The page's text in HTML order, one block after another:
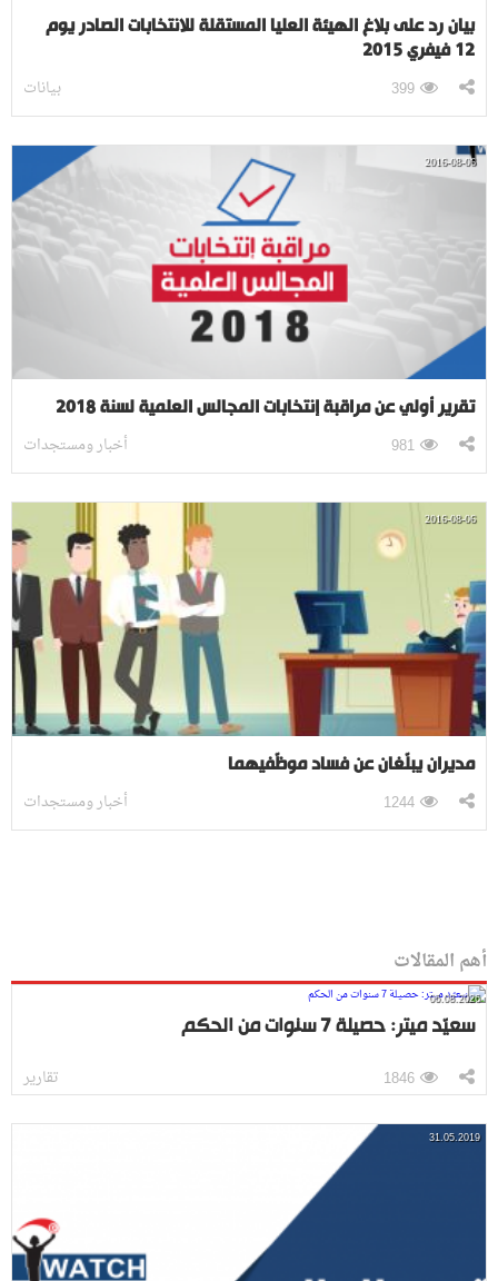
بيان رد على بلاغ الهيئة العليا المستقلة للانتخابات الصادر يوم
12 فيفري 2015
بيانات 399
2016-08-06
تقرير أولي عن مراقبة إنتخابات المجالس العلمية لسنة 2018
أخبار ومستجدات 981
2016-08-06
مديران يبلّغان عن فساد موظّفيهما
أخبار ومستجدات 1244
أهم المقالات
06.08.2026
سعيّد ميتر: حصيلة 7 سنوات من الحكم
تقارير 1846
31.05.2019